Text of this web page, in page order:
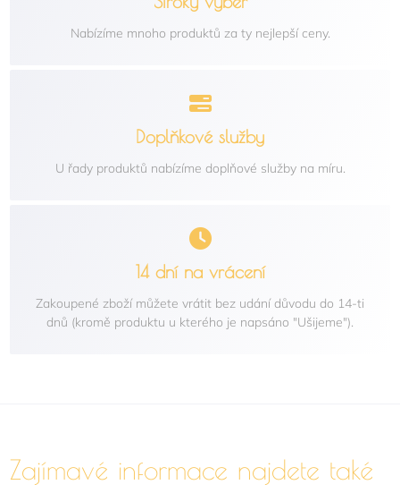
Nabízíme mnoho produktů za ty nejlepší ceny.
Doplňkové služby
U řady produktů nabízíme doplňové služby na míru.
14 dní na vrácení
Zakoupené zboží můžete vrátit bez udání důvodu do 14-ti
dnů (kromě produktu u kterého je napsáno "Ušijeme").
Zajímavé informace najdete také